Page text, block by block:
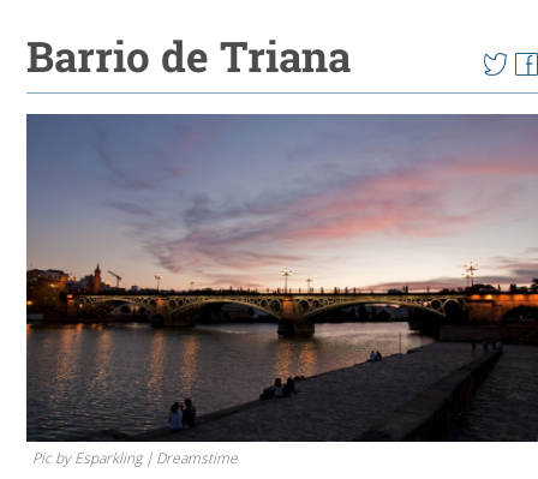
Barrio de Triana
Pic by Esparkling | Dreamstime